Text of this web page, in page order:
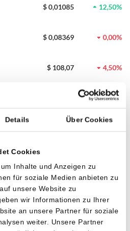
Details Über Cookies
Cookies
Inhalte und Anzeigen zu
für soziale Medien anbieten zu
unsere Website zu
wir Informationen zu Ihrer
an unsere Partner für soziale
weiter. Unsere Partner
$ 0,01085 12,50%
$ 0,08369 0,00%
$ 108,07 4,50%
3,00%
$ 0,01860
$ 0,01015 0,30%